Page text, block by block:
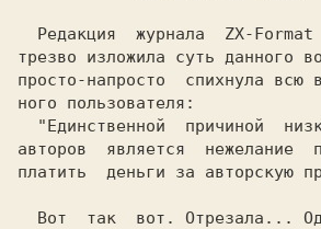
Редакция журнала  ZX-Format
трезво изложила суть данного
просто-напросто  спихнула всю
ного пользователя:
"Единственной  причиной
авторов  является
нежелание
Вот так
вот. Отрезала...